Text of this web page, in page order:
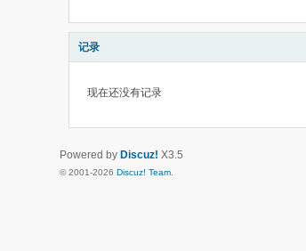
记录
现在还没有记录
Powered by Discuz! X3.5
© 2001-2026 Discuz! Team